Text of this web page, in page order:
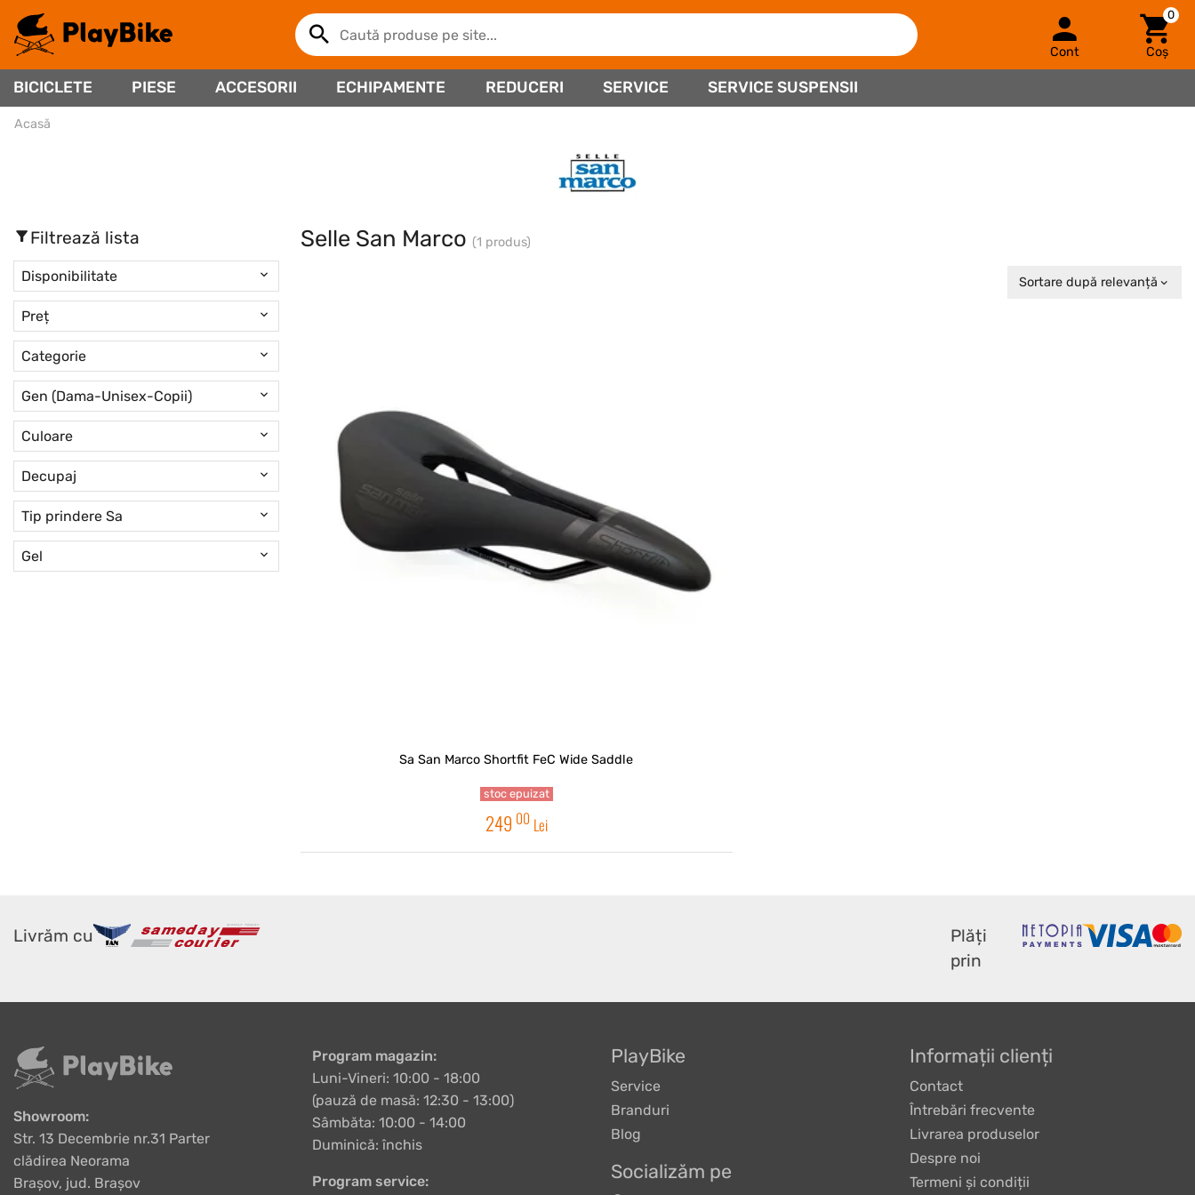
Cont Coș
0
BICICLETE PIESE ACCESORII ECHIPAMENTE REDUCERI SERVICE SERVICE SUSPENSII
Acasă
Filtrează lista
Disponibilitate
Preț
Categorie
Gen (Dama-Unisex-Copii)
Culoare
Decupaj
Tip prindere Sa
Gel
Selle San Marco (1 produs)
Sortare după relevanță
Sa San Marco Shortfit FeC Wide Saddle
stoc epuizat
249 00 Lei
Livrăm cu
Plăți
prin
Showroom:
Str. 13 Decembrie nr.31 Parter
clădirea Neorama
Brașov, jud. Brașov
Program magazin:
Luni-Vineri: 10:00 - 18:00
(pauză de masă: 12:30 - 13:00)
Sâmbăta: 10:00 - 14:00
Duminică: închis
Program service:
PlayBike
Service
Branduri
Blog
Socializăm pe
Informații clienți
Contact
Întrebări frecvente
Livrarea produselor
Despre noi
Termeni și condiții